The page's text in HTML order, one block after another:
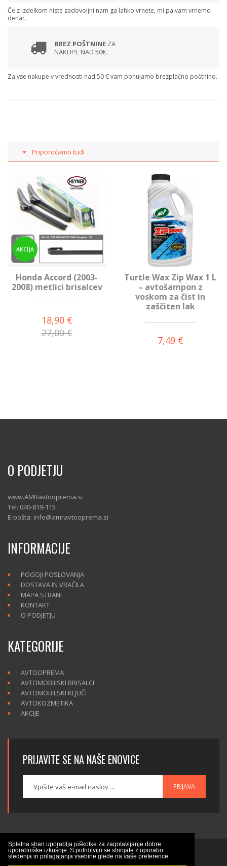
Spletna stran uporablja piškotke za zagotavljanje dobre
uporabniške izkušnje. S potrditvijo se strinjate z uporabo
sledenja in prilagajanja vsebine glede na vaše preference.
Če z izdelkom niste zadovoljni nam ga lahko vrnete, mi pa vam vrnemo
denar.
BREZ POŠTNINE ZA
NAKUPE NAD 50€.
Za vse nakupe v vrednosti nad 50 € vam ponujamo brezplačno poštnino.
Priporočamo tudi
AKCIJA
Honda Accord (2003-
2008) metlici brisalcev
18,90 €
27,00 €
Turtle Wax Zip Wax 1 L
– avtošampon z
voskom za čist in
zaščiten lak
7,49 €
O PODJETJU
www.AMRavtooprema.si
Tel: 040-819-115
E-pošta: info@amravtooprema.si
INFORMACIJE
POGOJI POSLOVANJA
DOSTAVA IN VRAČILA
MAPA STRANI
KONTAKT
O PODJETJU
KATEGORIJE
AVTOOPREMA
AVTOMOBILSKI BRISALCI
AVTOMOBILSKI KLJUČI
AVTOKOZMETIKA
AKCIJE
PRIJAVITE SE NA NAŠE ENOVICE
PRIJAVA